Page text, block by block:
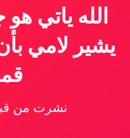
الله ياتي
نشرت من